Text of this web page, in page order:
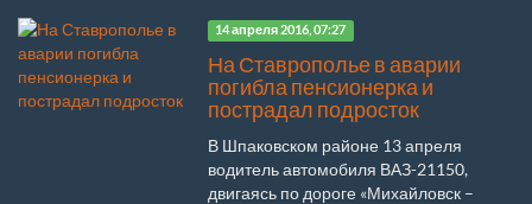
14 апреля 2016, 07:27
На Ставрополье в аварии
погибла пенсионерка и
пострадал подросток
В Шпаковском районе 13 апреля
водитель автомобиля ВАЗ-21150,
двигаясь по дороге «Михайловск –